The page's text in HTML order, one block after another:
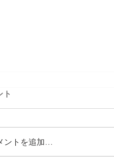
ト
ントを追加…